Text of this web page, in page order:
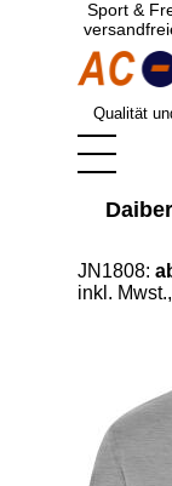
Sport &
Qualität
JN1808:
inkl. Mwst.,